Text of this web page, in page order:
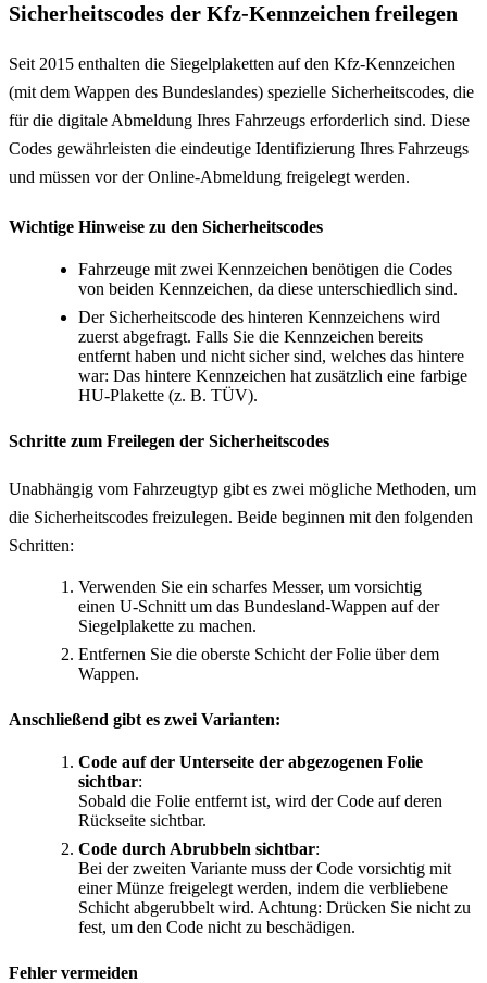
Sicherheitscodes der Kfz-Kennzeichen freilegen
Seit 2015 enthalten die Siegelplaketten auf den Kfz-Kennzeichen
(mit dem Wappen des Bundeslandes) spezielle Sicherheitscodes, die
für die digitale Abmeldung Ihres Fahrzeugs erforderlich sind. Diese
Codes gewährleisten die eindeutige Identifizierung Ihres Fahrzeugs
und müssen vor der Online-Abmeldung freigelegt werden.
Wichtige Hinweise zu den Sicherheitscodes
Fahrzeuge mit zwei Kennzeichen benötigen die Codes
von beiden Kennzeichen, da diese unterschiedlich sind.
Der Sicherheitscode des hinteren Kennzeichens wird
zuerst abgefragt. Falls Sie die Kennzeichen bereits
entfernt haben und nicht sicher sind, welches das hintere
war: Das hintere Kennzeichen hat zusätzlich eine farbige
HU-Plakette (z. B. TÜV).
Schritte zum Freilegen der Sicherheitscodes
Unabhängig vom Fahrzeugtyp gibt es zwei mögliche Methoden, um
die Sicherheitscodes freizulegen. Beide beginnen mit den folgenden
Schritten:
Verwenden Sie ein scharfes Messer, um vorsichtig
einen U-Schnitt um das Bundesland-Wappen auf der
Siegelplakette zu machen.
Entfernen Sie die oberste Schicht der Folie über dem
Wappen.
Anschließend gibt es zwei Varianten:
Code auf der Unterseite der abgezogenen Folie
sichtbar:
Sobald die Folie entfernt ist, wird der Code auf deren
Rückseite sichtbar.
Code durch Abrubbeln sichtbar:
Bei der zweiten Variante muss der Code vorsichtig mit
einer Münze freigelegt werden, indem die verbliebene
Schicht abgerubbelt wird. Achtung: Drücken Sie nicht zu
fest, um den Code nicht zu beschädigen.
Fehler vermeiden